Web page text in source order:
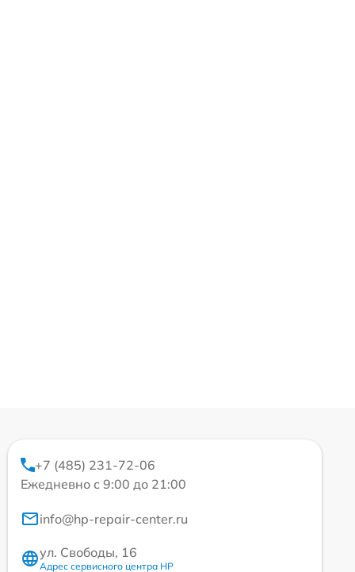
+7 (485) 231-72-06
Ежедневно с 9:00 до 21:00
info@hp-repair-center.ru
ул. Свободы, 16
Адрес сервисного центра HP